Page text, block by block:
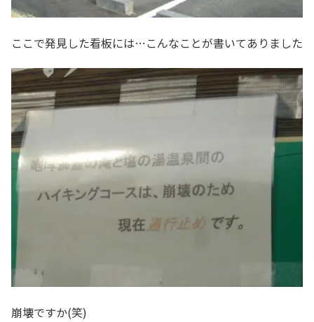
ここで発見した看板には…こんなことが書いてありました
崩壊ですか(笑)